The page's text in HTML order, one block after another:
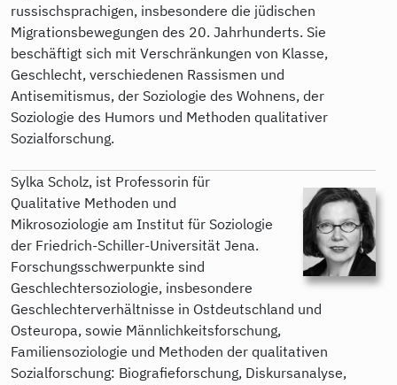
russischsprachigen, insbesondere die jüdischen
Migrationsbewegungen des 20. Jahrhunderts. Sie
beschäftigt sich mit Verschränkungen von Klasse,
Geschlecht, verschiedenen Rassismen und
Antisemitismus, der Soziologie des Wohnens, der
Soziologie des Humors und Methoden qualitativer
Sozialforschung.
Sylka Scholz, ist Professorin für
Qualitative Methoden und
Mikrosoziologie am Institut für Soziologie
der Friedrich-Schiller-Universität Jena.
Forschungsschwerpunkte sind
Geschlechtersoziologie, insbesondere
Geschlechterverhältnisse in Ostdeutschland und
Osteuropa, sowie Männlichkeitsforschung,
Familiensoziologie und Methoden der qualitativen
Sozialforschung: Biografieforschung, Diskursanalyse,